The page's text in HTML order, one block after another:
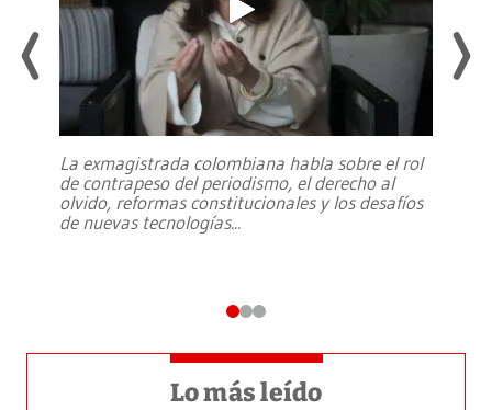
La exmagistrada colombiana habla sobre el rol
de contrapeso del periodismo, el derecho al
olvido, reformas constitucionales y los desafíos
de nuevas tecnologías...
Lo más leído